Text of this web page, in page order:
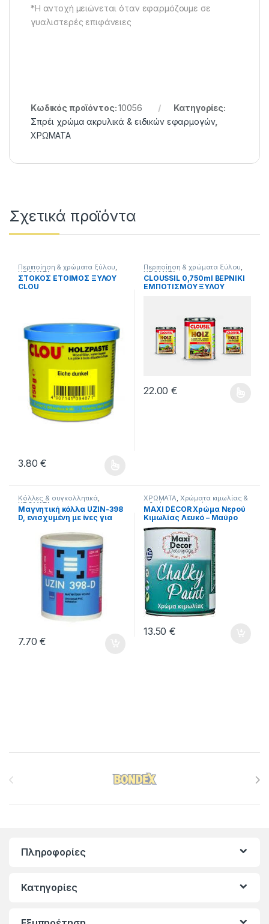
*Η αντοχή μειώνεται όταν εφαρμόζουμε σε
γυαλιστερές επιφάνειες
Κωδικός προϊόντος:10056
Κατηγορίες:
Σπρέι χρώμα ακρυλικά & ειδικών εφαρμογών,
ΧΡΩΜΑΤΑ
Σχετικά προϊόντα
Περιποίηση & χρώματα ξύλου,
ΧΡΩΜΑΤΑ
ΣΤΟΚΟΣ ΕΤΟΙΜΟΣ ΞΥΛΟΥ
CLOU
3.80€
Περιποίηση & χρώματα ξύλου,
ΧΡΩΜΑΤΑ
CLOUSSIL 0,750ml ΒΕΡΝΙΚΙ
ΕΜΠΟΤΙΣΜΟΥ ΞΥΛΟΥ
22.00€
Κόλλες & συγκολλητικά,
ΧΡΩΜΑΤΑ
Μαγνητική κόλλα UZIN-398
D, ενισχυμένη με ίνες για
πλαστικών πλακιδίων και
μουσαμάδων, 1kgr
7.70€
ΧΡΩΜΑΤΑ, Χρώματα κιμωλίας &
ειδικών εφαρμογών
MAXI DÉCOR Χρώμα Νερού
Κιμωλίας Λευκό – Μαύρο
0,750ml
13.50€
Πληροφορίες
Κατηγορίες